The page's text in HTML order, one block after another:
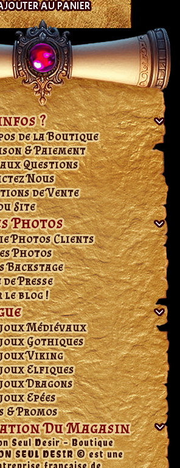
AU PANIER
?
de la Boutique
& Paiement
Questions
Nous
de Vente
Site
Photos
Photos Clients
Photos
Backstage
de Presse
le blog !
Médiévaux
Gothiques
Viking
Elfiques
Dragons
Epées
& Promos
Du Magasin
Seul Desir - Boutique
SEUL DESIR © est une
française de